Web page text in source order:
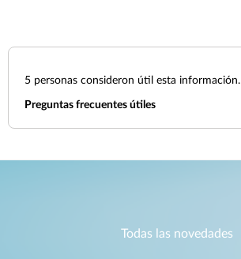
5 personas consideron útil esta información.
Preguntas frecuentes útiles
Todas las novedades